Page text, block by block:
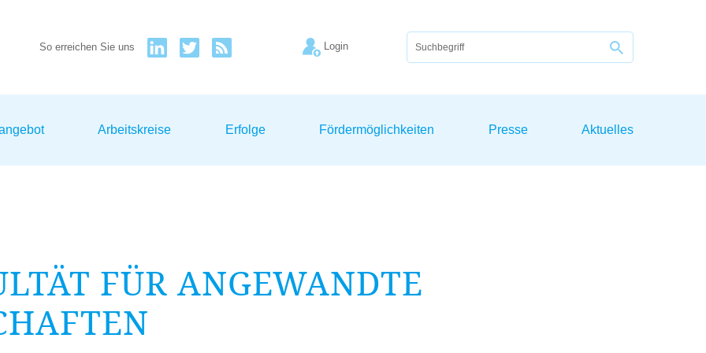
So erreichen Sie uns Login
Arbeitskreise Erfolge Fördermöglichkeiten Presse Aktuelles
FÜR ANGEWANDTE